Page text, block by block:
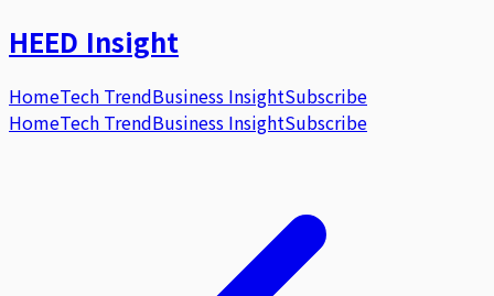
HEED Insight
HomeTech TrendBusiness InsightSubscribe
HomeTech TrendBusiness InsightSubscribe